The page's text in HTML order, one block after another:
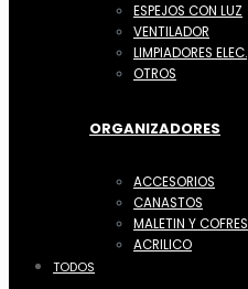
ESPEJOS CON LUZ
VENTILADOR
LIMPIADORES ELEC.
OTROS
ORGANIZADORES
ACCESORIOS
CANASTOS
MALETIN Y COFRES
ACRILICO
TODOS